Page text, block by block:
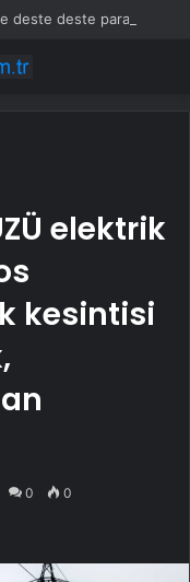
elektrik
kesintisi
0 0